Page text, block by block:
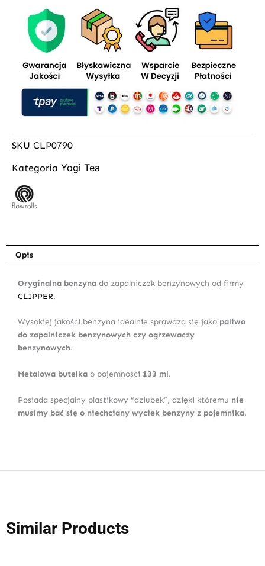
SKU CLP0790
Kategoria Yogi Tea
Opis
Oryginalna benzyna do zapalniczek benzynowych od firmy
CLIPPER.
Wysokiej jakości benzyna idealnie sprawdza się jako paliwo
do zapalniczek benzynowych czy ogrzewaczy
benzynowych.
Metalowa butelka o pojemności 133 ml.
Posiada specjalny plastikowy “dziubek”, dzięki któremu nie
musimy bać się o niechciany wyciek benzyny z pojemnika.
Similar Products